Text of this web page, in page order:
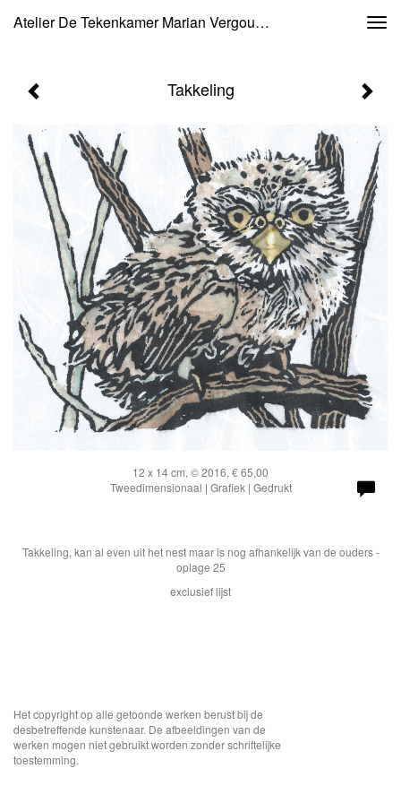
Atelier De Tekenkamer Marian Vergouwen - Takkeling
Takkeling
12 x 14 cm, © 2016, € 65,00
Tweedimensionaal | Grafiek | Gedrukt
Takkeling, kan al even uit het nest maar is nog afhankelijk van de ouders -
oplage 25
exclusief lijst
Het copyright op alle getoonde werken berust bij de
desbetreffende kunstenaar. De afbeeldingen van de
werken mogen niet gebruikt worden zonder schriftelijke
toestemming.